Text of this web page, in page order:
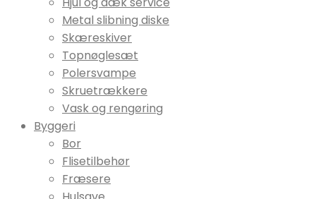
Metal slibning diske
Skæreskiver
Topnøglesæt
Polersvampe
Skruetrækkere
Vask og rengøring
Byggeri
Bor
Flisetilbehør
Fræsere